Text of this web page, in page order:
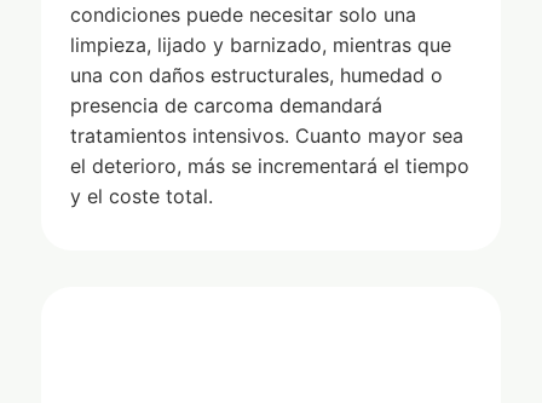
condiciones puede necesitar solo una
limpieza, lijado y barnizado, mientras que
una con daños estructurales, humedad o
presencia de carcoma demandará
tratamientos intensivos. Cuanto mayor sea
el deterioro, más se incrementará el tiempo
y el coste total.